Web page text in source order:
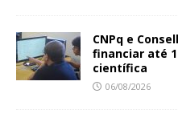
CNPq e
financiar até
científica
06/08/2026